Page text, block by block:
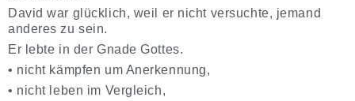
David war glücklich, weil er nicht versuchte, jemand
anderes zu sein.
Er lebte in der Gnade Gottes.
• nicht kämpfen um Anerkennung,
• nicht leben im Vergleich,